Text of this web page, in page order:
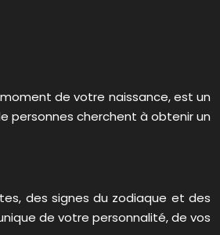
de votre naissance, est un
personnes cherchent à obtenir un
des signes du zodiaque et des
de votre personnalité, de vos